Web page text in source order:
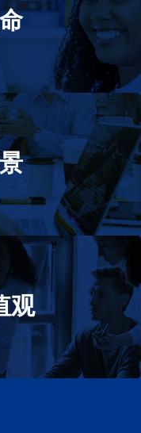
和质量
提供优质和患者可
值。
观
基石。集团上下以
同奋斗。